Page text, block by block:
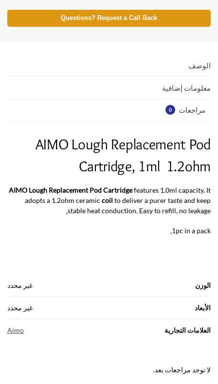
ac
e
o
k
w
itt
h
at
Questions? Request a Call Back
الوصف
معلومات إضافية
مراجعات 0
AIMO Lough Replacement Pod
Cartridge, 1ml 1.2ohm
AIMO Lough Replacement Pod Cartridgefeatures 1.0ml capacity. It
adopts a 1.2ohm ceramic coil to deliver a purer taste and keep
stable heat conduction. Easy to refill, no leakage
.
1pc in a pack
.
الوزن غير محدد
الأبعاد غير محدد
العلامات التجارية Aimo
لا توجد مراجعات بعد.